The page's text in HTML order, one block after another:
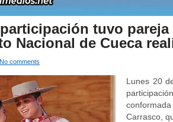
tuvo
Nacional de Cueca
No comments
Lunes 20
Carrasco,